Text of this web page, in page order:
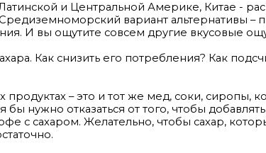
и Центральной Америке, Китае -
вариант альтернативы –
И вы ощутите совсем другие вкусовые
Как снизить его потребления? Как
– это и тот же мед, соки, сиропы,
нужно отказаться от того, чтобы
с сахаром. Желательно, чтобы сахар,